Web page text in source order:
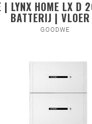
| LYNX HOME LX D
BATTERIJ |
GOODWE